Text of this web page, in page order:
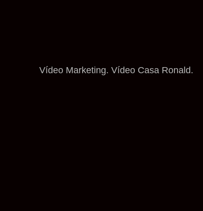
Vídeo Marketing. Vídeo Casa Ronald.